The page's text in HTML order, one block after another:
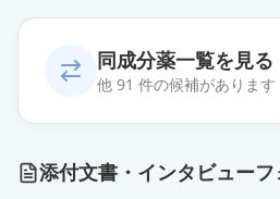
同成分薬一覧を見る
他 91 件の候補があります
薬価 31.40 円
添付文書・インタビュー